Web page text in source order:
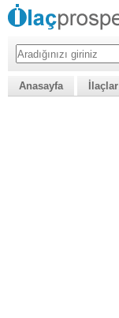
Anasayfa İlaçlar